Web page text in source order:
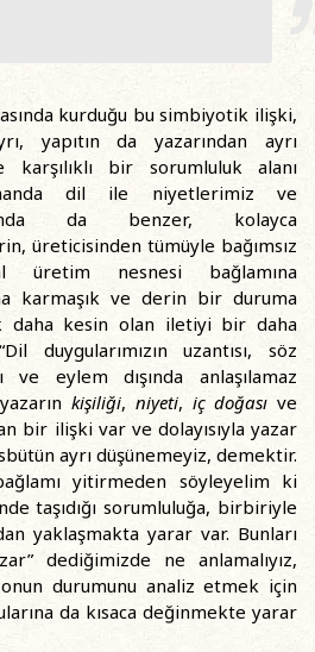
kurduğu bu simbiyotik ilişki,
yapıtın da yazarından ayrı
karşılıklı bir sorumluluk alanı
dil ile niyetlerimiz ve
da benzer, kolayca
üreticisinden tümüyle bağımsız
üretim nesnesi bağlamına
karmaşık ve derin bir duruma
daha kesin olan iletiyi bir daha
duygularımızın uzantısı, söz
eylem dışında anlaşılamaz
kişiliği, niyeti, iç doğası ve
bir ilişki var ve dolayısıyla yazar
ayrı düşünemeyiz, demektir.
yitirmeden söyleyelim ki
taşıdığı sorumluluğa, birbiriyle
yaklaşmakta yarar var. Bunları
dediğimizde ne anlamalıyız,
durumunu analiz etmek için
da kısaca değinmekte yarar